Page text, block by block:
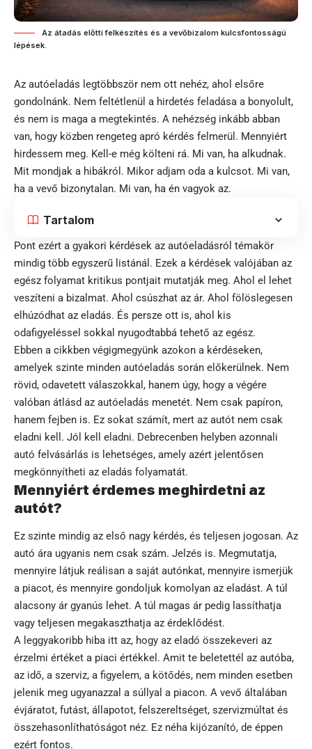
Az átadás előtti felkészítés és a vevőbizalom kulcsfontosságú
lépések.
Az autóeladás legtöbbször nem ott nehéz, ahol elsőre
gondolnánk. Nem feltétlenül a hirdetés feladása a bonyolult,
és nem is maga a megtekintés. A nehézség inkább abban
van, hogy közben rengeteg apró kérdés felmerül. Mennyiért
hirdessem meg. Kell-e még költeni rá. Mi van, ha alkudnak.
Mit mondjak a hibákról. Mikor adjam oda a kulcsot. Mi van,
ha a vevő bizonytalan. Mi van, ha én vagyok az.
Tartalom
Pont ezért a gyakori kérdések az autóeladásról témakör
mindig több egyszerű listánál. Ezek a kérdések valójában az
egész folyamat kritikus pontjait mutatják meg. Ahol el lehet
veszíteni a bizalmat. Ahol csúszhat az ár. Ahol fölöslegesen
elhúzódhat az eladás. És persze ott is, ahol kis
odafigyeléssel sokkal nyugodtabbá tehető az egész.
Ebben a cikkben végigmegyünk azokon a kérdéseken,
amelyek szinte minden autóeladás során előkerülnek. Nem
rövid, odavetett válaszokkal, hanem úgy, hogy a végére
valóban átlásd az autóeladás menetét. Nem csak papíron,
hanem fejben is. Ez sokat számít, mert az autót nem csak
eladni kell. Jól kell eladni. Debrecenben helyben azonnali
autó felvásárlás is lehetséges, amely azért jelentősen
megkönnyítheti az eladás folyamatát.
Mennyiért érdemes meghirdetni az
autót?
Ez szinte mindig az első nagy kérdés, és teljesen jogosan. Az
autó ára ugyanis nem csak szám. Jelzés is. Megmutatja,
mennyire látjuk reálisan a saját autónkat, mennyire ismerjük
a piacot, és mennyire gondoljuk komolyan az eladást. A túl
alacsony ár gyanús lehet. A túl magas ár pedig lassíthatja
vagy teljesen megakaszthatja az érdeklődést.
A leggyakoribb hiba itt az, hogy az eladó összekeveri az
érzelmi értéket a piaci értékkel. Amit te beletettél az autóba,
az idő, a szerviz, a figyelem, a kötődés, nem minden esetben
jelenik meg ugyanazzal a súllyal a piacon. A vevő általában
évjáratot, futást, állapotot, felszereltséget, szervizmúltat és
összehasonlíthatóságot néz. Ez néha kijózanító, de éppen
ezért fontos.